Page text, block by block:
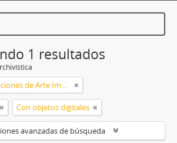
1 resultados
Colección de Publicaciones de Arte Impreso
Con objetos digitales
avanzadas de búsqueda